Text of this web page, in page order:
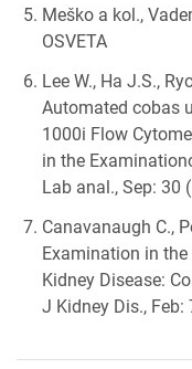
Meško a kol.,
OSVETA
Lee W., Ha J.S.,
Automated cobas
1000i Flow
in the
Lab anal., Sep: 30
Canavanaugh C.,
Examination in
Kidney Disease:
J Kidney Dis.,